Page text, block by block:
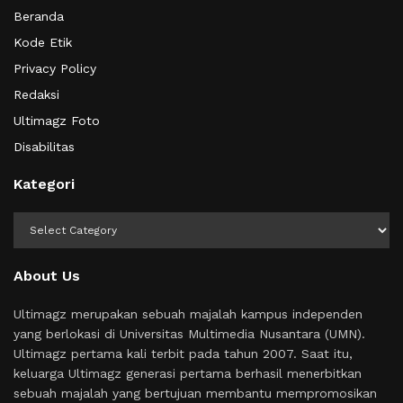
Beranda
Kode Etik
Privacy Policy
Redaksi
Ultimagz Foto
Disabilitas
Kategori
About Us
Ultimagz merupakan sebuah majalah kampus independen
yang berlokasi di Universitas Multimedia Nusantara (UMN).
Ultimagz pertama kali terbit pada tahun 2007. Saat itu,
keluarga Ultimagz generasi pertama berhasil menerbitkan
sebuah majalah yang bertujuan membantu mempromosikan